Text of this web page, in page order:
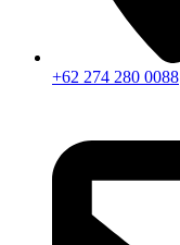
+62 274 280 0088